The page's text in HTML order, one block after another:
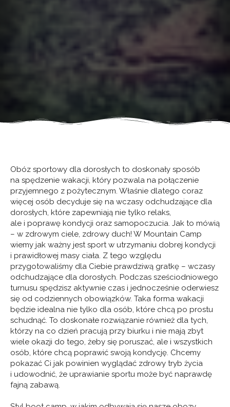
Obóz sportowy dla dorosłych to doskonały sposób
na spędzenie wakacji, który pozwala na połączenie
przyjemnego z pożytecznym. Właśnie dlatego coraz
więcej osób decyduje się na wczasy odchudzające dla
dorosłych, które zapewniają nie tylko relaks,
ale i poprawę kondycji oraz samopoczucia. Jak to mówią
– w zdrowym ciele, zdrowy duch! W Mountain Camp
wiemy jak ważny jest sport w utrzymaniu dobrej kondycji
i prawidłowej masy ciała. Z tego względu
przygotowaliśmy dla Ciebie prawdziwą gratkę – wczasy
odchudzające dla dorosłych. Podczas sześciodniowego
turnusu spędzisz aktywnie czas i jednocześnie oderwiesz
się od codziennych obowiązków. Taka forma wakacji
będzie idealna nie tylko dla osób, które chcą po prostu
schudnąć. To doskonałe rozwiązanie również dla tych,
którzy na co dzień pracują przy biurku i nie mają zbyt
wiele okazji do tego, żeby się poruszać, ale i wszystkich
osób, które chcą poprawić swoją kondycję. Chcemy
pokazać Ci jak powinien wyglądać zdrowy tryb życia
i udowodnić, że uprawianie sportu może być naprawdę
fajną zabawą.